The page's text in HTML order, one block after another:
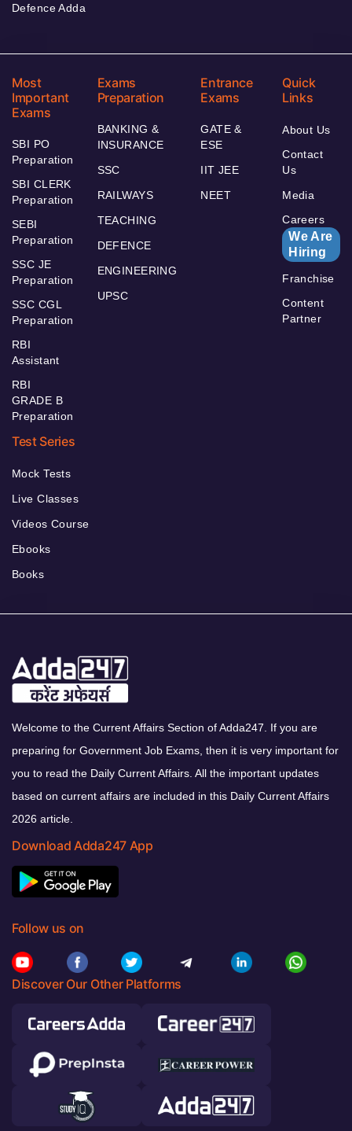
Defence Adda
Most
Important
Exams
SBI PO
Preparation
SBI CLERK
Preparation
SEBI
Preparation
SSC JE
Preparation
SSC CGL
Preparation
RBI
Assistant
RBI
GRADE B
Preparation
Exams
Preparation
BANKING &
INSURANCE
SSC
RAILWAYS
TEACHING
DEFENCE
ENGINEERING
UPSC
Entrance
Exams
GATE &
ESE
IIT JEE
NEET
Quick
Links
About Us
Contact
Us
Media
Careers
We Are
Hiring
Franchise
Content
Partner
Test Series
Mock Tests
Live Classes
Videos Course
Ebooks
Books
Welcome to the Current Affairs Section of Adda247. If you are
preparing for Government Job Exams, then it is very important for
you to read the Daily Current Affairs. All the important updates
based on current affairs are included in this Daily Current Affairs
2026 article.
Download Adda247 App
Follow us on
Discover Our Other Platforms